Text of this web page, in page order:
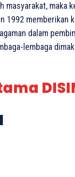
maka
1992 memberikan
dalam
lembaga